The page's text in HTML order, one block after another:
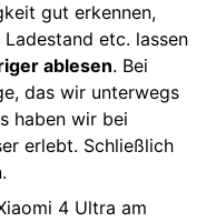
gut erkennen,
etc. lassen
ablesen. Bei
das wir unterwegs
haben wir bei
erlebt. Schließlich
4 Ultra am